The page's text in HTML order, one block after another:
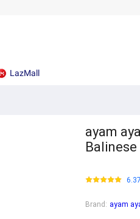
LazMall
ayam
Balinese
Brand : ayam